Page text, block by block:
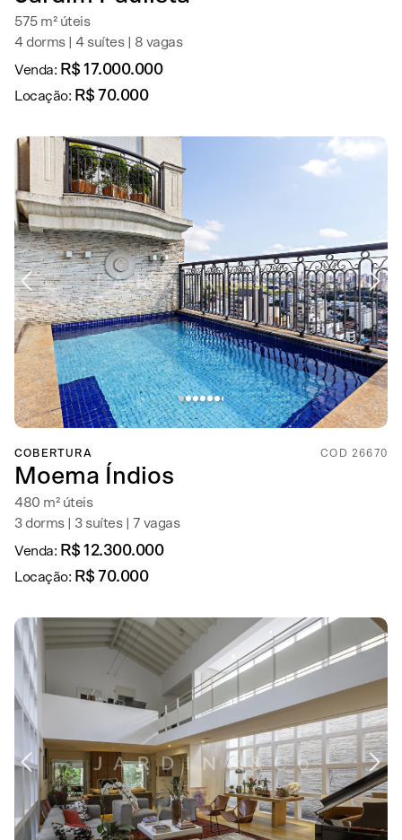
575 m² úteis
4 dorms | 4 suítes | 8 vagas
Venda: R$ 17.000.000
Locação: R$ 70.000
COBERTURA COD 26670
Moema Índios
480 m² úteis
3 dorms | 3 suítes | 7 vagas
Venda: R$ 12.300.000
Locação: R$ 70.000